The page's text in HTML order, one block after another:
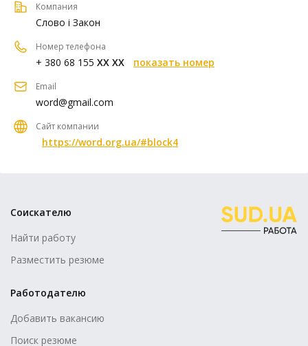
Компания
Слово і Закон
Номер телефона
+ 380 68 155 XX XX показать номер
Email
word@gmail.com
Сайт компании
https://word.org.ua/#block4
Соискателю
Найти работу
Разместить резюме
Работодателю
Добавить вакансию
Поиск резюме